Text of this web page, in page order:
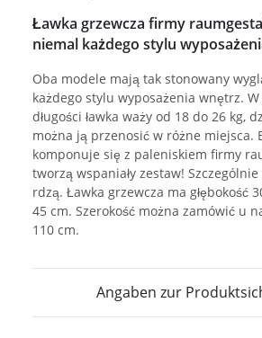
Ławka grzewcza firmy
niemal każdego stylu
Oba modele mają tak stonowany
każdego stylu wyposażenia wnętrz.
długości ławka waży od 18 do 26 kg,
można ją przenosić w różne miejsca.
komponuje się z paleniskiem firmy
tworzą wspaniały zestaw!
rdzą. Ławka grzewcza ma głębokość
45 cm. Szerokość można zamówić u
110 cm.
Angaben zur